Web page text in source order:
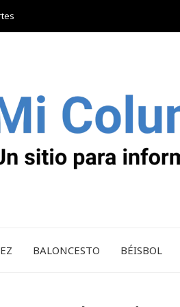
BALONCESTO BÉISBOL